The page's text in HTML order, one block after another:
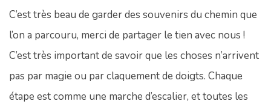
C’est très beau de garder des souvenirs du chemin que
l’on a parcouru, merci de partager le tien avec nous !
C’est très important de savoir que les choses n’arrivent
pas par magie ou par claquement de doigts. Chaque
étape est comme une marche d’escalier, et toutes les